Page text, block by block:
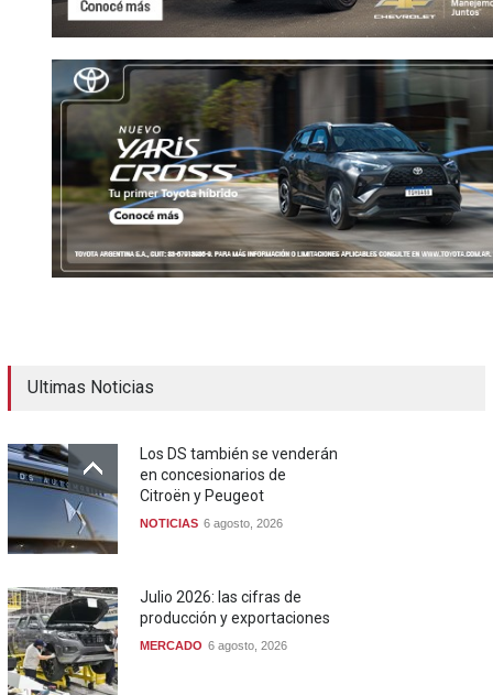
Ultimas Noticias
Los DS también se venderán
en concesionarios de
Citroën y Peugeot
NOTICIAS 6 agosto, 2026
Julio 2026: las cifras de
producción y exportaciones
MERCADO 6 agosto, 2026